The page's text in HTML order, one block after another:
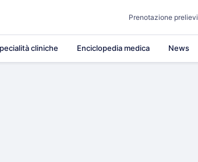
Prenotazione prelievi
cliniche Enciclopedia medica News